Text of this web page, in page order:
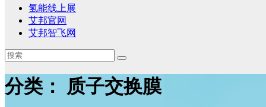
氢能线上展
艾邦官网
艾邦智飞网
分类： 质子交换膜